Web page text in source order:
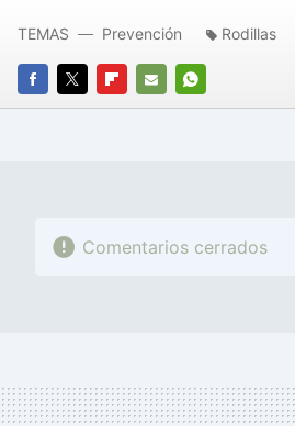
FACEBOOK
TWITTERFLIPBOARD
E-
WHATSAPP
TEMAS Prevención Rodillas
Comentarios cerrados